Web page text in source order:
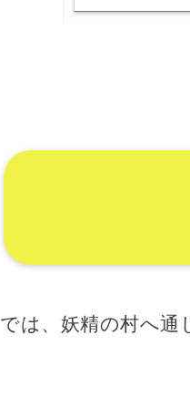
では、妖精の村へ通